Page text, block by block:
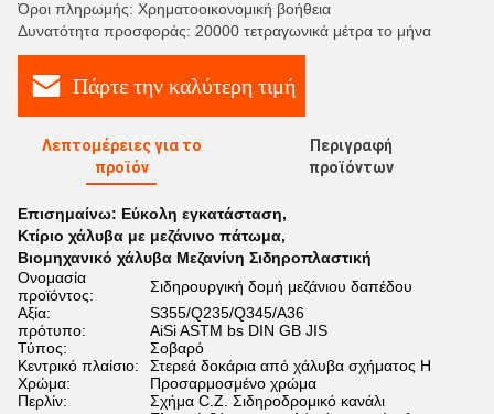
Όροι πληρωμής: Χρηματοοικονομική βοήθεια
Δυνατότητα προσφοράς: 20000 τετραγωνικά μέτρα το μήνα
Πάρτε την καλύτερη τιμή
Λεπτομέρειες για το
προϊόν
Περιγραφή
προϊόντων
Επισημαίνω: Εύκολη εγκατάσταση,
Κτίριο χάλυβα με μεζάνινο πάτωμα,
Βιομηχανικό χάλυβα Μεζανίνη Σιδηροπλαστική
Ονομασία
προϊόντος:
Σιδηρουργική δομή μεζάνιου δαπέδου
Αξία:
S355/Q235/Q345/A36
πρότυπο:
AiSi ASTM bs DIN GB JIS
Τύπος:
Σοβαρό
Κεντρικό πλαίσιο:
Στερεά δοκάρια από χάλυβα σχήματος H
Χρώμα:
Προσαρμοσμένο χρώμα
Περλίν:
Σχήμα C.Z. Σιδηροδρομικό κανάλι